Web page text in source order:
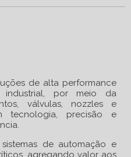
de alta performance
por meio da
válvulas, nozzles e
tecnologia, precisão e
de automação e
agregando valor aos